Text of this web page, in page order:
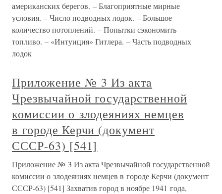
американских берегов. – Благоприятные мирные
условия. – Число подводных лодок. – Большое
количество потоплений. – Попытки сэкономить
топливо. – «Интуиция» Гитлера. – Часть подводных
лодок
Приложение № 3 Из акта
Чрезвычайной государственной
комиссии о злодеяниях немцев
в городе Керчи (документ
СССР-63) [541]
Приложение № 3 Из акта Чрезвычайной государственной
комиссии о злодеяниях немцев в городе Керчи (документ
СССР-63) [541] Захватив город в ноябре 1941 года,